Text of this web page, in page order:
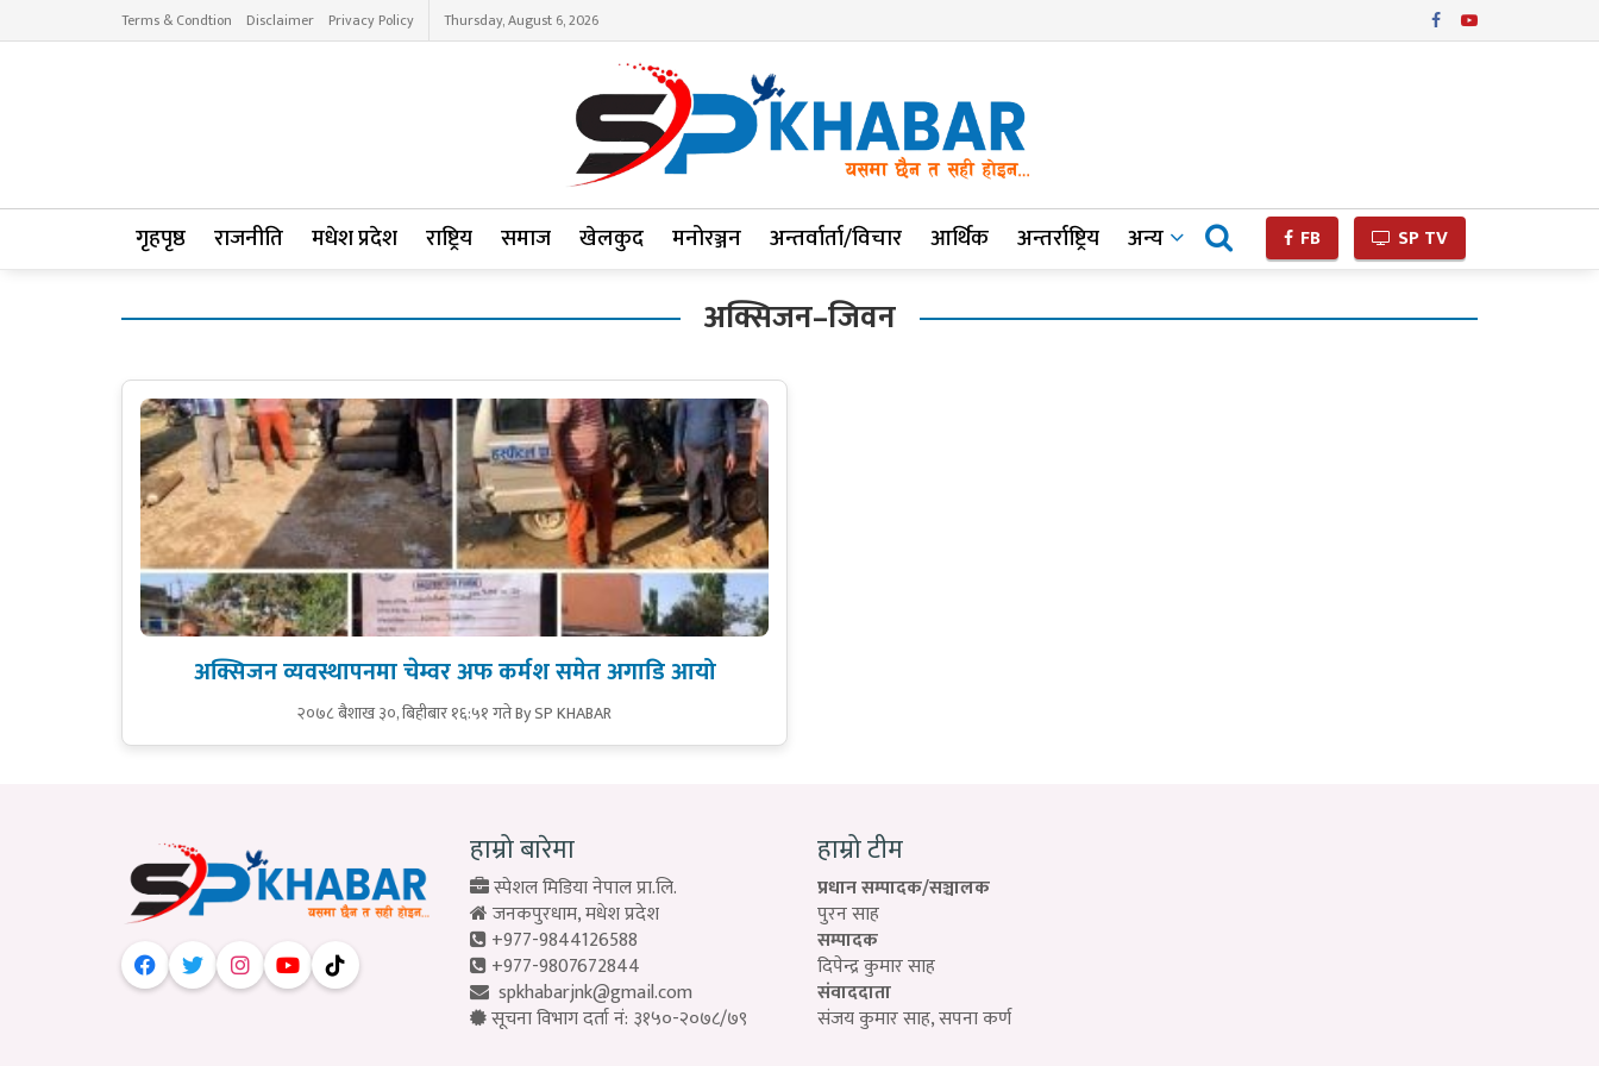
Terms & Condtion Disclaimer Privacy Policy Thursday, August 6, 2026
गृहपृष्ठ राजनीति मधेश प्रदेश राष्ट्रिय समाज खेलकुद मनोरञ्जन अन्तर्वार्ता/विचार आर्थिक अन्तर्राष्ट्रिय अन्य FB SP TV
अक्सिजन–जिवन
अक्सिजन व्यवस्थापनमा चेम्वर अफ कर्मश समेत अगाडि आयो
२०७८ बैशाख ३०, बिहीबार १६:५१ गतेBy SP KHABAR
हाम्रो बारेमा
स्पेशल मिडिया नेपाल प्रा.लि.
जनकपुरधाम, मधेश प्रदेश
+977-9844126588
+977-9807672844
spkhabarjnk@gmail.com
सूचना विभाग दर्ता नं: ३१५०-२०७८/७९
हाम्रो टीम
प्रधान सम्पादक/सञ्चालक
पुरन साह
सम्पादक
दिपेन्द्र कुमार साह
संवाददाता
संजय कुमार साह, सपना कर्ण